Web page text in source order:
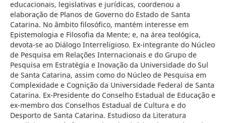
educacionais, legislativas e jurídicas, coordenou a
elaboração de Planos de Governo do Estado de Santa
Catarina. No âmbito filosófico, mantém interesse em
Epistemologia e Filosofia da Mente; e, na área teológica,
devota-se ao Diálogo Interreligioso. Ex-integrante do Núcleo
de Pesquisa em Relações Internacionais e do Grupo de
Pesquisa em Estratégia e Inovação da Universidade do Sul
de Santa Catarina, assim como do Núcleo de Pesquisa em
Complexidade e Cognição da Universidade Federal de Santa
Catarina. Ex-Presidente do Conselho Estadual de Educação e
ex-membro dos Conselhos Estadual de Cultura e do
Desporto de Santa Catarina. Estudioso da Literatura